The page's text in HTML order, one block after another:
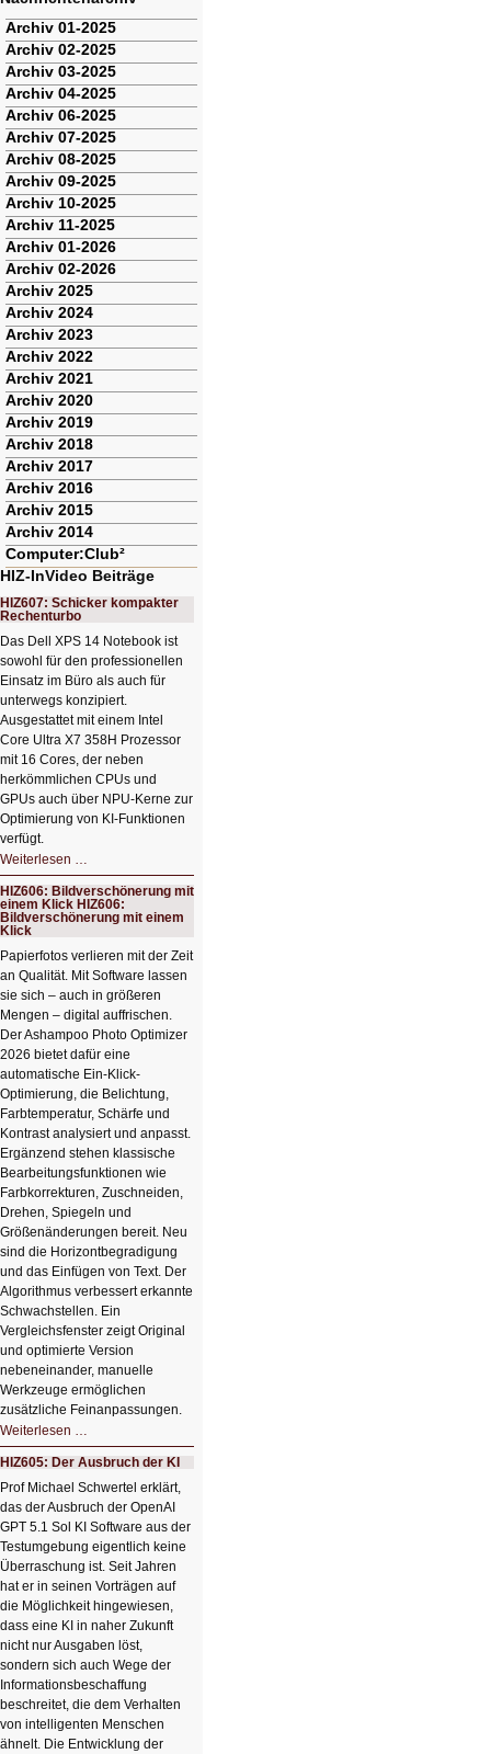
Navigation
überspringen
Archiv 01-2025
Archiv 02-2025
Archiv 03-2025
Archiv 04-2025
Archiv 06-2025
Archiv 07-2025
Archiv 08-2025
Archiv 09-2025
Archiv 10-2025
Archiv 11-2025
Archiv 01-2026
Archiv 02-2026
Archiv 2025
Archiv 2024
Archiv 2023
Archiv 2022
Archiv 2021
Archiv 2020
Archiv 2019
Archiv 2018
Archiv 2017
Archiv 2016
Archiv 2015
Archiv 2014
Computer:Club²
HIZ-InVideo Beiträge
HIZ607: Schicker kompakter
Rechenturbo
Das Dell XPS 14 Notebook ist
sowohl für den professionellen
Einsatz im Büro als auch für
unterwegs konzipiert.
Ausgestattet mit einem Intel
Core Ultra X7 358H Prozessor
mit 16 Cores, der neben
herkömmlichen CPUs und
GPUs auch über NPU-Kerne zur
Optimierung von KI-Funktionen
verfügt.
Weiterlesen …
Schicker
kompakter
Rechenturbo
HIZ606: Bildverschönerung mit
einem Klick HIZ606:
Bildverschönerung mit einem
Klick
Papierfotos verlieren mit der Zeit
an Qualität. Mit Software lassen
sie sich – auch in größeren
Mengen – digital auffrischen.
Der Ashampoo Photo Optimizer
2026 bietet dafür eine
automatische Ein-Klick-
Optimierung, die Belichtung,
Farbtemperatur, Schärfe und
Kontrast analysiert und anpasst.
Ergänzend stehen klassische
Bearbeitungsfunktionen wie
Farbkorrekturen, Zuschneiden,
Drehen, Spiegeln und
Größenänderungen bereit. Neu
sind die Horizontbegradigung
und das Einfügen von Text. Der
Algorithmus verbessert erkannte
Schwachstellen. Ein
Vergleichsfenster zeigt Original
und optimierte Version
nebeneinander, manuelle
Werkzeuge ermöglichen
zusätzliche Feinanpassungen.
Weiterlesen …
Bildverschönerung
mit
einem
Klick
HIZ606:
Bildverschönerung
mit
einem
Klick
HIZ605: Der Ausbruch der KI
Prof Michael Schwertel erklärt,
das der Ausbruch der OpenAI
GPT 5.1 Sol KI Software aus der
Testumgebung eigentlich keine
Überraschung ist. Seit Jahren
hat er in seinen Vorträgen auf
die Möglichkeit hingewiesen,
dass eine KI in naher Zukunft
nicht nur Ausgaben löst,
sondern sich auch Wege der
Informationsbeschaffung
beschreitet, die dem Verhalten
von intelligenten Menschen
ähnelt. Die Entwicklung der